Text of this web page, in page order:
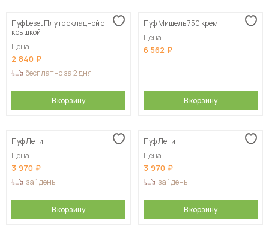
Сначала дорогие
Пуф Leset Плуто складной с
крышкой
Цена
2 840
бесплатно за 2 дня
В корзину
Пуф Мишель 750 крем
Цена
6 562
В корзину
Пуф Лети
Цена
3 970
за 1 день
В корзину
Пуф Лети
Цена
3 970
за 1 день
В корзину